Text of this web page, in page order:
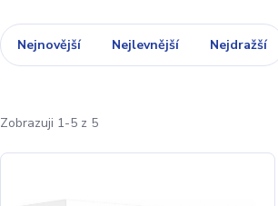
Nejnovější Nejlevnější Nejdražší
Zobrazuji 1-5 z 5